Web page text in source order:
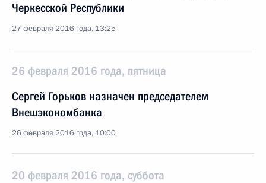
Черкесской Республики
27 февраля 2016 года, 13:25
26 февраля 2016 года, пятница
Сергей Горьков назначен председателем
Внешэкономбанка
26 февраля 2016 года, 10:00
20 февраля 2016 года, суббота